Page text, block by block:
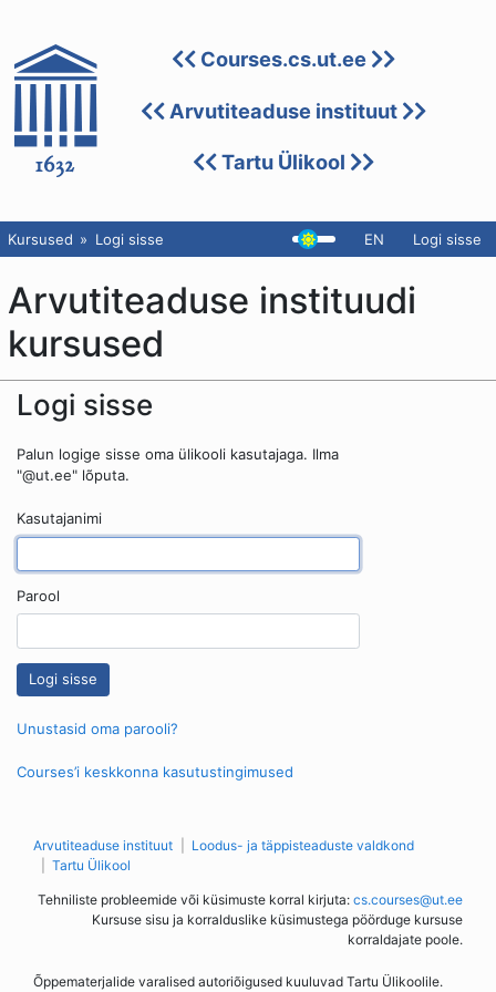
Courses.cs.ut.ee
Arvutiteaduse instituut
Tartu Ülikool
Kursused Logi sisse EN Logi sisse
Arvutiteaduse instituudi
kursused
Logi sisse
Palun logige sisse oma ülikooli kasutajaga. Ilma
"@ut.ee" lõputa.
Kasutajanimi
Parool
Unustasid oma parooli?
Courses’i keskkonna kasutustingimused
Arvutiteaduse instituut
Loodus- ja täppisteaduste valdkond
Tartu Ülikool
Tehniliste probleemide või küsimuste korral kirjuta: cs.courses@ut.ee
Kursuse sisu ja korralduslike küsimustega pöörduge kursuse
korraldajate poole.
Õppematerjalide varalised autoriõigused kuuluvad Tartu Ülikoolile.